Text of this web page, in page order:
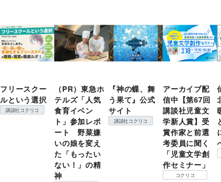
フリースクー
ルという選択
講談社コクリコ
（PR）東急ホ
テルズ「人気
食育イベン
ト」参加レポ
ート 野菜嫌
いの娘を変え
た「もったい
ない！」の精
神
『神の蝶、舞
う果て』公式
サイト
講談社コクリコ
アーカイブ配
信中【第67回
講談社児童文
学新人賞】受
賞作家と前選
考委員に聞く
「児童文学創
作セミナー」
コクリコ